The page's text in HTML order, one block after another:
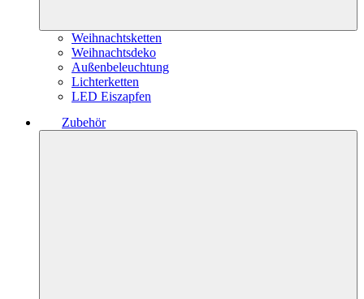
Weihnachtsketten
Weihnachtsdeko
Außenbeleuchtung
Lichterketten
LED Eiszapfen
Zubehör